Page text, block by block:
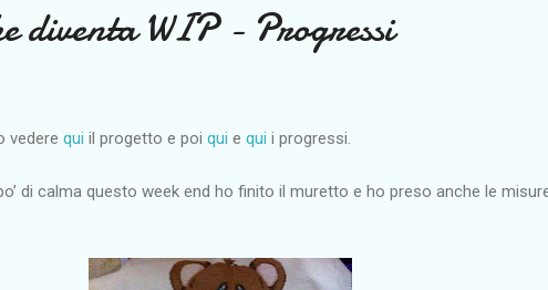
diventa WIP - Progressi
vedere qui il progetto e poi qui e qui i progressi.
di calma questo week end ho finito il muretto e ho preso anche le